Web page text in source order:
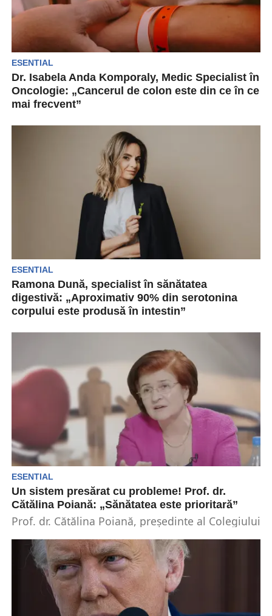
ESENTIAL
Dr. Isabela Anda Komporaly, Medic Specialist în
Oncologie: „Cancerul de colon este din ce în ce
mai frecvent”
mare de persoane. Incidența sa este în
ESENTIAL
Ramona Dună, specialist în sănătatea
digestivă: „Aproximativ 90% din serotonina
corpului este produsă în intestin”
ESENTIAL
Un sistem presărat cu probleme! Prof. dr.
Cătălina Poiană: „Sănătatea este prioritară”
Prof. dr. Cătălina Poiană, președinte al Colegiului
sănătate...